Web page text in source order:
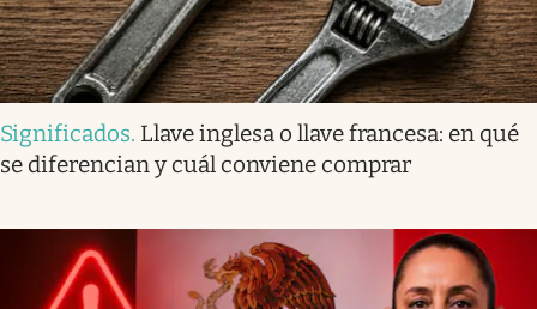
Significados. Llave inglesa o llave francesa: en qué
se diferencian y cuál conviene comprar